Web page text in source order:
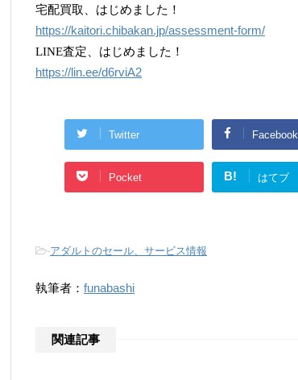
宅配買取、はじめました！
https://kaitori.chibakan.jp/assessment-form/
LINE査定、はじめました！
https://lin.ee/d6rviA2
Twitter Facebook
Pocket B! はてブ
-アダルトのセール、サービス情報
執筆者： funabashi
関連記事